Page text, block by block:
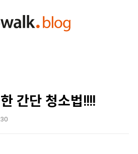
간단 청소법!!!!